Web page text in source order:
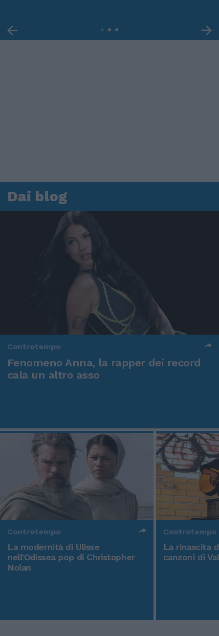
Dai blog
Controtempo
Fenomeno Anna, la rapper dei record
cala un altro asso
Controtempo
La modernità di Ulisse
nell'Odissea pop di Christopher
Nolan
Controtempo
La rinascita
canzoni di